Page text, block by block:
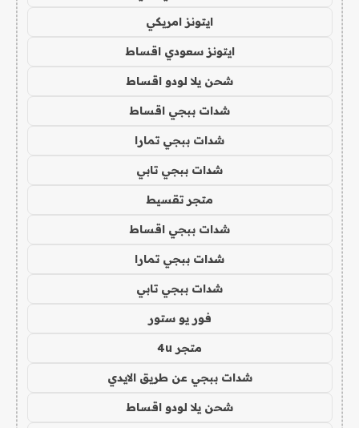
ايتونز امريكي
ايتونز سعودي اقساط
شحن يلا لودو اقساط
شدات ببجي اقساط
شدات ببجي تمارا
شدات ببجي تابي
متجر تقسيط
شدات ببجي اقساط
شدات ببجي تمارا
شدات ببجي تابي
فور يو ستور
متجر 4u
شدات ببجي عن طريق الايدي
شحن يلا لودو اقساط